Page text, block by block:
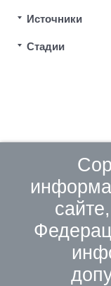
Источники
Стадии